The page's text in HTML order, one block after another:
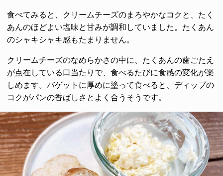
食べてみると、クリームチーズのまろやかなコクと、たく
あんのほどよい塩味と甘みが調和していました。たくあん
のシャキシャキ感もたまりません。
クリームチーズのなめらかさの中に、たくあんの歯ごたえ
が点在している口当たりで、食べるたびに食感の変化が楽
しめます。バゲットに厚めに塗って食べると、ディップの
コクがパンの香ばしさとよく合うそうです。